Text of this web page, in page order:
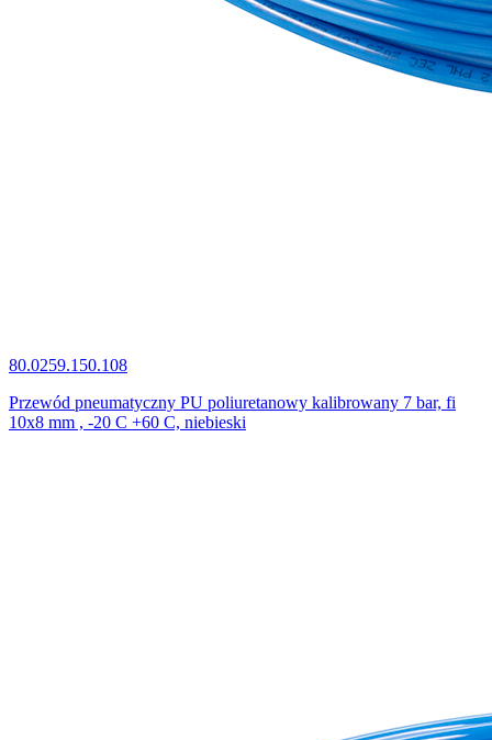
80.0259.150.108
Przewód pneumatyczny PU poliuretanowy kalibrowany 7 bar, fi
10x8 mm , -20 C +60 C, niebieski